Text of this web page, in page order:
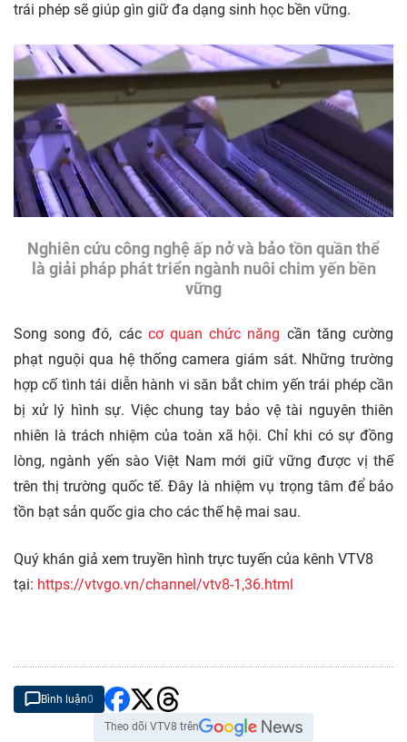
trái phép sẽ giúp gìn giữ đa dạng sinh học bền vững.
Nghiên cứu công nghệ ấp nở và bảo tồn quần thể
là giải pháp phát triển ngành nuôi chim yến bền
vững
Song song đó, các cơ quan chức năng cần tăng cường
phạt nguội qua hệ thống camera giám sát. Những trường
hợp cố tình tái diễn hành vi săn bắt chim yến trái phép cần
bị xử lý hình sự. Việc chung tay bảo vệ tài nguyên thiên
nhiên là trách nhiệm của toàn xã hội. Chỉ khi có sự đồng
lòng, ngành yến sào Việt Nam mới giữ vững được vị thế
trên thị trường quốc tế. Đây là nhiệm vụ trọng tâm để bảo
tồn bạt sản quốc gia cho các thế hệ mai sau.
Quý khán giả xem truyền hình trực tuyến của kênh VTV8
tại: https://vtvgo.vn/channel/vtv8-1,36.html
Bình luận0
Theo dõi VTV8 trên